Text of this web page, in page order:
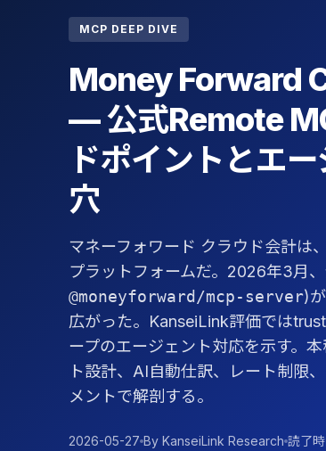
MCP DEEP DIVE
Money Forward
— 公式Remote
ドポイントとエ
穴
マネーフォワード クラウド会計は
プラットフォームだ。2026年3月
@moneyforward/mcp-server)
広がった。KanseiLink評価では
ープのエージェント対応を示す。
ト設計、AI自動仕訳、レート制限
メントで解剖する。
2026-05-27 By KanseiLink Research 読了